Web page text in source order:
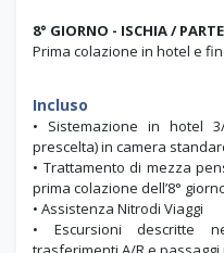
8° GIORNO - ISCHIA /
Prima colazione in hotel e
Incluso
• Sistemazione in hotel
prescelta) in camera
• Trattamento di mezza
prima colazione dell’8°
• Assistenza Nitrodi Viaggi
• Escursioni descritte